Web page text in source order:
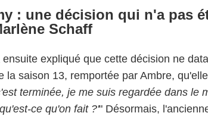
: une décision qui n'a pas
Schaff
expliqué que cette décision ne
la saison 13, remportée par Ambre,
terminée, je me suis regardée dans le
ce qu'on fait ?'" Désormais,